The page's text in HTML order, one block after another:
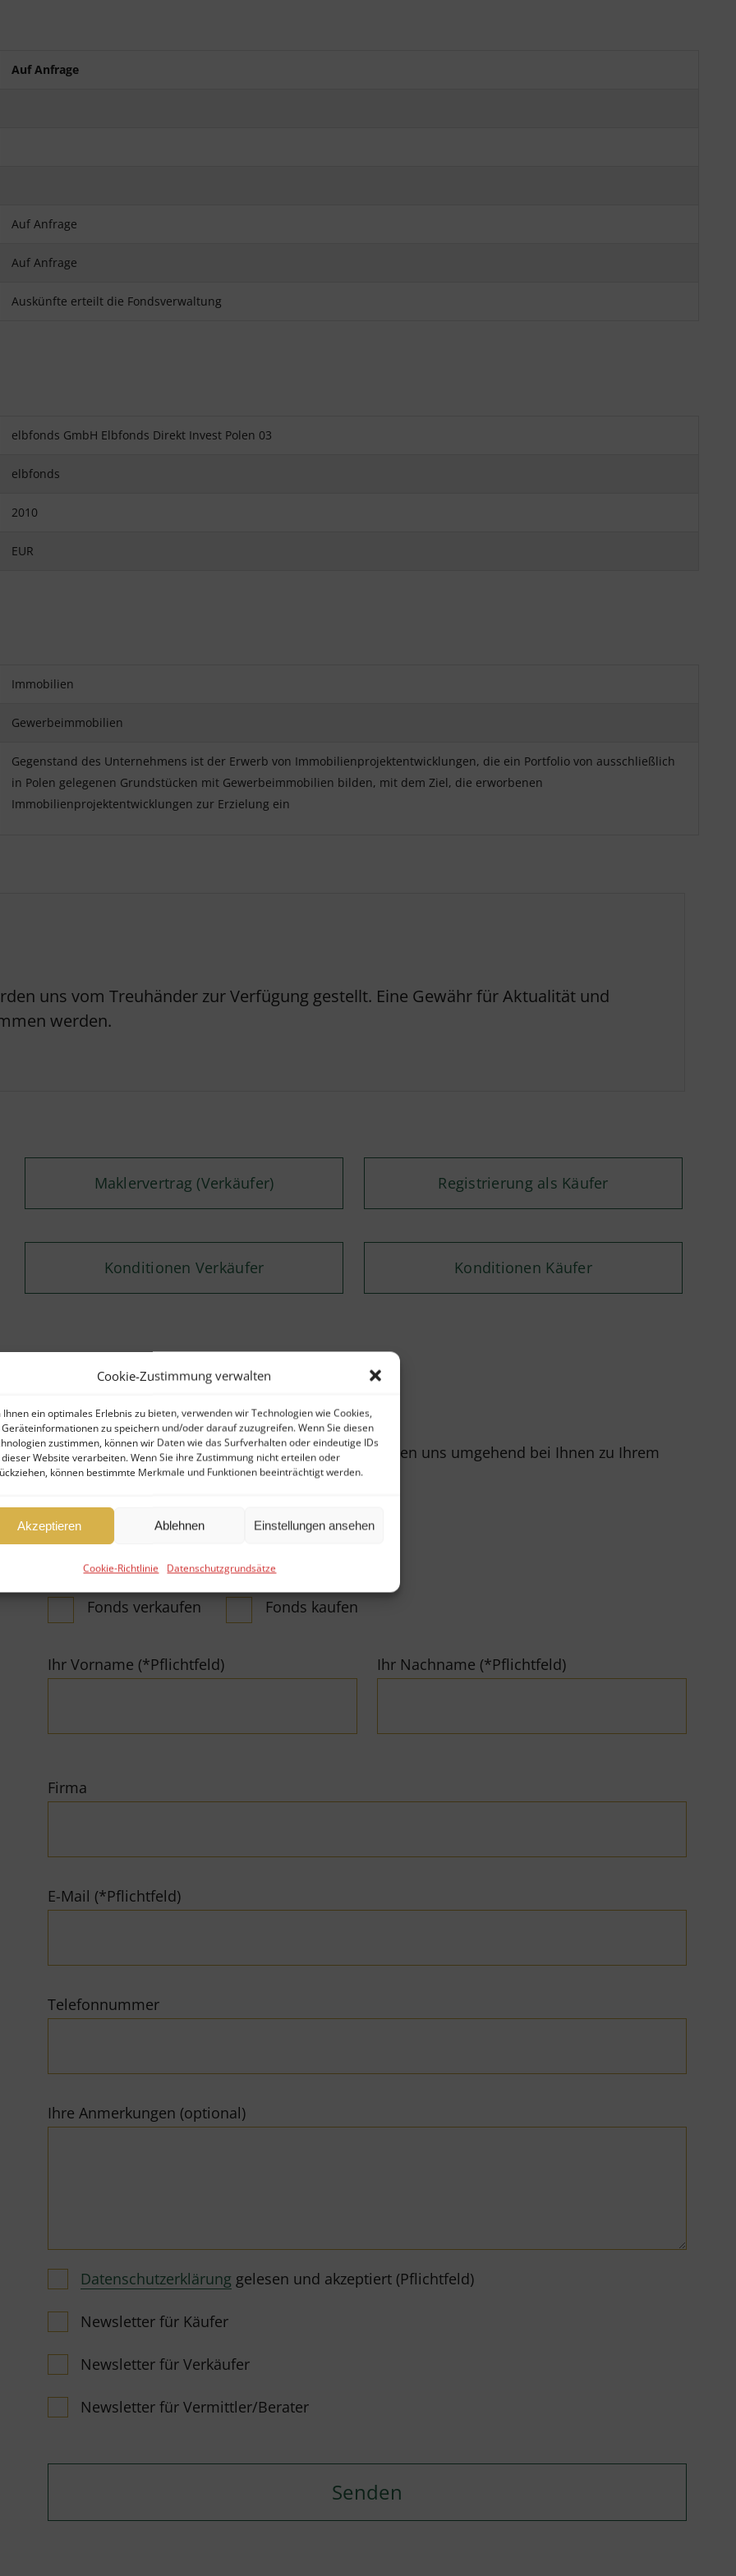
Cookie-Zustimmung verwalten
Ihnen ein optimales Erlebnis zu bieten, verwenden wir Technologien wie Cookies,
Geräteinformationen zu speichern und/oder darauf zuzugreifen. Wenn Sie diesen
zustimmen, können wir Daten wie das Surfverhalten oder eindeutige IDs
Website verarbeiten. Wenn Sie ihre Zustimmung nicht erteilen oder
können bestimmte Merkmale und Funktionen beeinträchtigt werden.
Akzeptieren Ablehnen Einstellungen ansehen
Cookie-Richtlinie Datenschutzgrundsätze
Auf Anfrage
Auf Anfrage
Auf Anfrage
Auskünfte erteilt die Fondsverwaltung
elbfonds GmbH Elbfonds Direkt Invest Polen 03
elbfonds
2010
EUR
Immobilien
Gewerbeimmobilien
Gegenstand des Unternehmens ist der Erwerb von Immobilienprojektentwicklungen, die ein Portfolio von ausschließlich
in Polen gelegenen Grundstücken mit Gewerbeimmobilien bilden, mit dem Ziel, die erworbenen
Immobilienprojektentwicklungen zur Erzielung ein
uns vom Treuhänder zur Verfügung gestellt. Eine Gewähr für Aktualität und
werden.
Maklervertrag (Verkäufer) Registrierung als Käufer
Konditionen Verkäufer Konditionen Käufer
Kontaktformular
Nutzen Sie gern unser Kontaktformular – wir melden uns umgehend bei Ihnen zu Ihrem
Anliegen:
Fonds verkaufen Fonds kaufen
Ihr Vorname (*Pflichtfeld) Ihr Nachname (*Pflichtfeld)
Firma
E-Mail (*Pflichtfeld)
Telefonnummer
Ihre Anmerkungen (optional)
Datenschutzerklärung gelesen und akzeptiert (Pflichtfeld)
Newsletter für Käufer
Newsletter für Verkäufer
Newsletter für Vermittler/Berater